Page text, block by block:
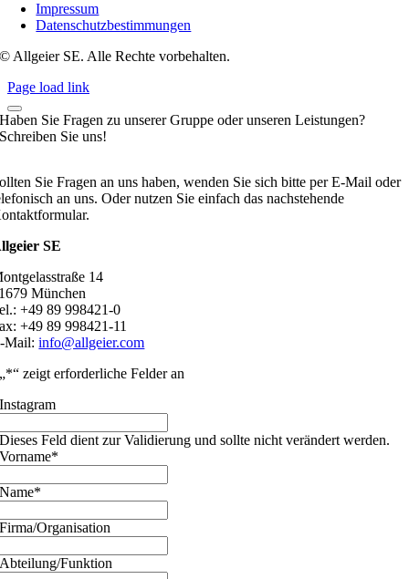
Impressum
Datenschutzbestimmungen
© Allgeier SE. Alle Rechte vorbehalten.
Page load link
Haben Sie Fragen zu unserer Gruppe oder unseren Leistungen?
Schreiben Sie uns!
Sie Fragen an uns haben, wenden Sie sich bitte per E-Mail oder
an uns. Oder nutzen Sie einfach das nachstehende
SE
14
München
+49 89 998421-0
+49 89 998421-11
Mail:info@allgeier.com
„*“ zeigt erforderliche Felder an
Instagram
Dieses Feld dient zur Validierung und sollte nicht verändert werden.
Vorname*
Name*
Firma/Organisation
Abteilung/Funktion